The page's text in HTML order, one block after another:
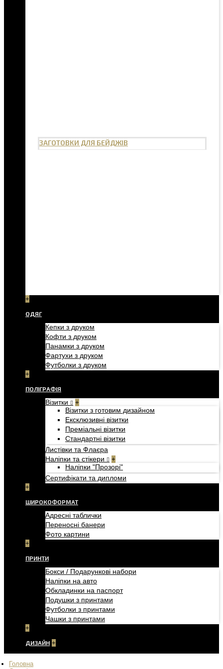
ЗАГОТОВКИ ДЛЯ БЕЙДЖІВ
+
ОДЯГ
Кепки з друком
Кофти з друком
Панамки з друком
Фартухи з друком
Футболки з друком
+
ПОЛІГРАФІЯ
Візитки +
Візитки з готовим дизайном
Ексклюзивні візитки
Преміальні візитки
Стандартні візитки
Листівки та Флаєра
Наліпки та стікери
+
Наліпки "Прозорі"
Сертифікати та дипломи
+
ШИРОКОФОРМАТ
Адресні таблички
Переносні банери
Фото картини
+
ПРИНТИ
Бокси / Подарункові набори
Наліпки на авто
Обкладинки на паспорт
Подушки з принтами
Футболки з принтами
Чашки з принтами
+
ДИЗАЙН +
Головна